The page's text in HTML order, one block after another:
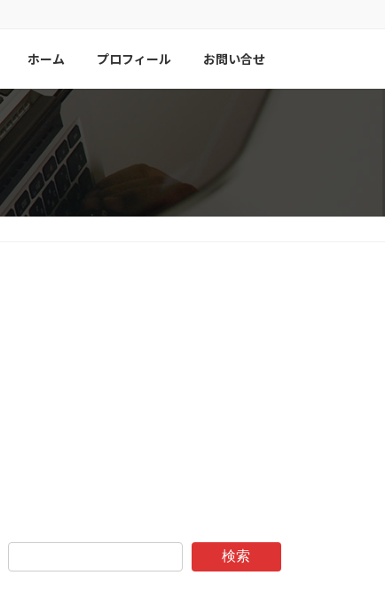
ホーム プロフィール お問い合せ
検索